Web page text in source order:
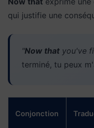
qui justifie une
"Now that you've
terminé, tu peux
Conjonction